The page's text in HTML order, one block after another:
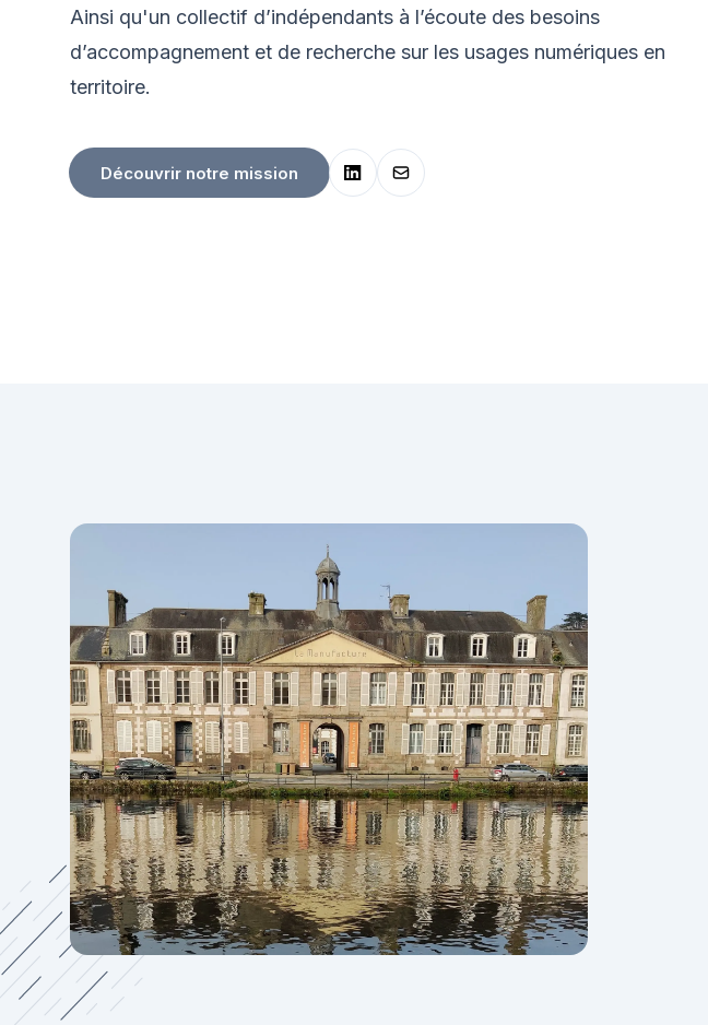
Ainsi qu'un collectif d’indépendants à l’écoute des besoins
d’accompagnement et de recherche sur les usages numériques en
territoire.
Découvrir notre mission